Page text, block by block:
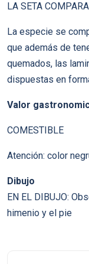
LA SETA
La especie se
que además de
quemados, las
dispuestas en
Valor
COMESTIBLE
Atención: color
Dibujo
EN EL DIBUJO:
himenio y el pie